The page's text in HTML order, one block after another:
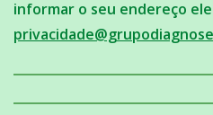
informar o seu endereço